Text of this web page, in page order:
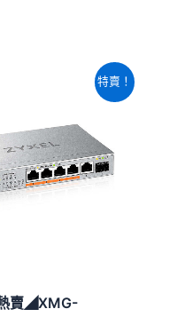
特賣！
賣◢XMG-
NT$4,200。
目
前
NT$4,000。